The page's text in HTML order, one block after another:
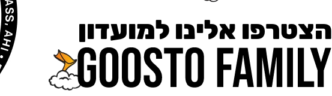
הצטרפו אלינו למועדון